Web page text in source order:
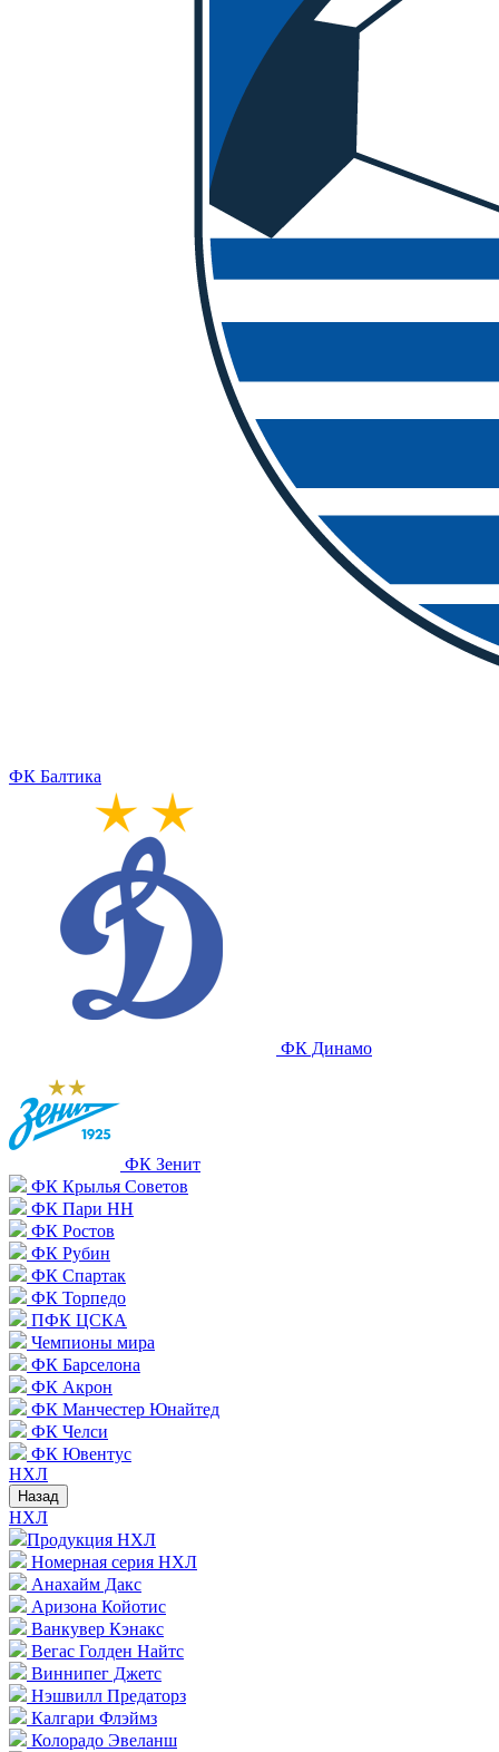
ФК Балтика
ФК Динамо
ФК Зенит
ФК Крылья Советов
ФК Пари НН
ФК Ростов
ФК Рубин
ФК Спартак
ФК Торпедо
ПФК ЦСКА
Чемпионы мира
ФК Барселона
ФК Акрон
ФК Манчестер Юнайтед
ФК Челси
ФК Ювентус
НХЛ
Назад
НХЛ
Продукция НХЛ
Номерная серия НХЛ
Анахайм Дакс
Аризона Койотис
Ванкувер Кэнакс
Вегас Голден Найтс
Виннипег Джетс
Нэшвилл Предаторз
Калгари Флэймз
Колорадо Эвеланш